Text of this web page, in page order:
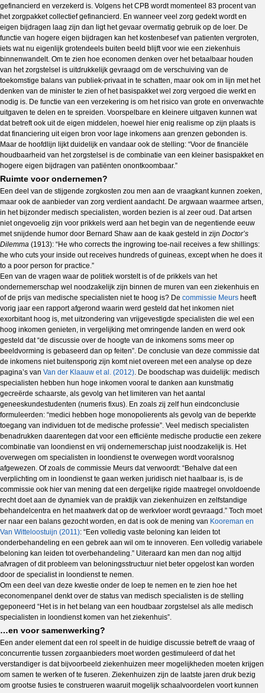
gefinancierd en verzekerd is. Volgens het CPB wordt momenteel 83 procent van
het zorgpakket collectief gefinancierd. En wanneer veel zorg gedekt wordt en
eigen bijdragen laag zijn dan ligt het gevaar overmatig gebruik op de loer. De
functie van hogere eigen bijdragen kan het kostenbesef van patienten vergroten,
iets wat nu eigenlijk grotendeels buiten beeld blijft voor wie een ziekenhuis
binnenwandelt. Om te zien hoe economen denken over het betaalbaar houden
van het zorgstelsel is uitdrukkelijk gevraagd om de verschuiving van de
toekomstige balans van publiek-privaat in te schatten, maar ook om in lijn met het
denken van de minister te zien of het basispakket wel zorg vergoed die werkt en
nodig is. De functie van een verzekering is om het risico van grote en onverwachte
uitgaven te delen en te spreiden. Voorspelbare en kleinere uitgaven kunnen wat
dat betreft ook uit de eigen middelen, hoewel hier enig realisme op zijn plaats is
dat financiering uit eigen bron voor lage inkomens aan grenzen gebonden is.
Maar de hoofdlijn lijkt duidelijk en vandaar ook de stelling: “Voor de financiële
houdbaarheid van het zorgstelsel is de combinatie van een kleiner basispakket en
hogere eigen bijdragen van patiënten onontkoombaar.”
Ruimte voor ondernemen?
Een deel van de stijgende zorgkosten zou men aan de vraagkant kunnen zoeken,
maar ook de aanbieder van zorg verdient aandacht. De argwaan waarmee artsen,
in het bijzonder medisch specialisten, worden bezien is al zeer oud. Dat artsen
niet ongevoelig zijn voor prikkels werd aan het begin van de negentiende eeuw
met snijdende humor door Bernard Shaw aan de kaak gesteld in zijn Doctor’s
Dilemma (1913): “He who corrects the ingrowing toe-nail receives a few shillings:
he who cuts your inside out receives hundreds of guineas, except when he does it
to a poor person for practice.”
Een van de vragen waar de politiek worstelt is of de prikkels van het
ondernemerschap wel noodzakelijk zijn binnen de muren van een ziekenhuis en
of de prijs van medische specialisten niet te hoog is? De commissie Meurs heeft
vorig jaar een rapport afgerond waarin werd gesteld dat het inkomen niet
exorbitant hoog is, met uitzondering van vrijgevestigde specialisten die wel een
hoog inkomen genieten, in vergelijking met omringende landen en werd ook
gesteld dat “de discussie over de hoogte van de inkomens soms meer op
beeldvorming is gebaseerd dan op feiten”. De conclusie van deze commissie dat
de inkomens niet buitensporig zijn komt niet overeen met een analyse op deze
pagina’s van Van der Klaauw et al. (2012). De boodschap was duidelijk: medisch
specialisten hebben hun hoge inkomen vooral te danken aan kunstmatig
gecreërde schaarste, als gevolg van het limiteren van het aantal
geneeskundestudenten (numeris fixus). En zoals zij zelf hun eindconclusie
formuleerden: “medici hebben hoge monopolierents als gevolg van de beperkte
toegang van individuen tot de medische professie”. Veel medisch specialisten
benadrukken daarentegen dat voor een efficiënte medische productie een zekere
combinatie van loondienst en vrij ondernemerschap juist noodzakelijk is. Het
overwegen om specialisten in loondienst te overwegen wordt vooralsnog
afgewezen. Of zoals de commissie Meurs dat verwoordt: “Behalve dat een
verplichting om in loondienst te gaan werken juridisch niet haalbaar is, is de
commissie ook hier van mening dat een dergelijke rigide maatregel onvoldoende
recht doet aan de dynamiek van de praktijk van ziekenhuizen en zelfstandige
behandelcentra en het maatwerk dat op de werkvloer wordt gevraagd.” Toch moet
er naar een balans gezocht worden, en dat is ook de mening van Kooreman en
Van Witteloostuijn (2011): “Een volledig vaste beloning kan leiden tot
onderbehandeling en een gebrek aan wil om te innoveren. Een volledig variabele
beloning kan leiden tot overbehandeling.” Uiteraard kan men dan nog altijd
afvragen of dit probleem van beloningsstructuur niet beter opgelost kan worden
door de specialist in loondienst te nemen.
Om een deel van deze kwestie onder de loep te nemen en te zien hoe het
economenpanel denkt over de status van medisch specialisten is de stelling
geponeerd “Het is in het belang van een houdbaar zorgstelsel als alle medisch
specialisten in loondienst komen van het ziekenhuis”.
…en voor samenwerking?
Een ander element dat een rol speelt in de huidige discussie betreft de vraag of
concurrentie tussen zorgaanbieders moet worden gestimuleerd of dat het
verstandiger is dat bijvoorbeeld ziekenhuizen meer mogelijkheden moeten krijgen
om samen te werken of te fuseren. Ziekenhuizen zijn de laatste jaren druk bezig
om grootse fusies te construeren waaruit mogelijk schaalvoordelen voort kunnen